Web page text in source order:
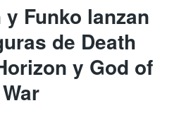
Funko lanzan
de Death
y God of
War